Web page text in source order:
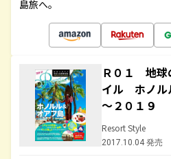
島旅へ。
Ｒ０１ 地球
イル ホノル
～２０１９
Resort Style
2017.10.04 発売